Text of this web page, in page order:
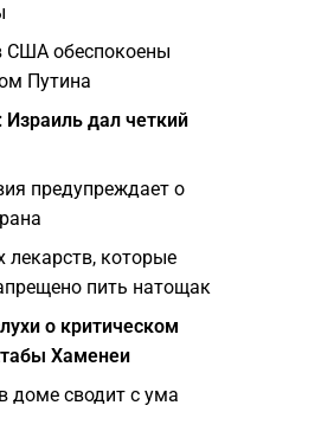
США обеспокоены
Путина
Израиль дал четкий
предупреждает о
лекарств, которые
пить натощак
о критическом
Хаменеи
доме сводит с ума